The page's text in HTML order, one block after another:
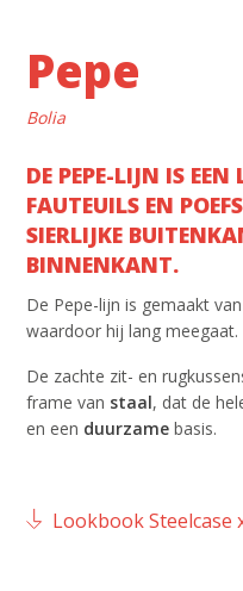
Pepe
Bolia
DE PEPE-LIJN IS
FAUTEUILS EN
SIERLIJKE
BINNENKANT.
De Pepe-lijn is gemaakt
waardoor hij lang meegaat.
De zachte zit- en
frame van staal, dat de
en een duurzame basis.
Lookbook Steelcase